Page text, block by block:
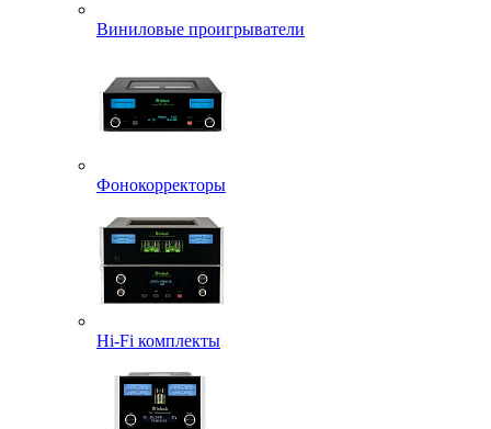
Виниловые проигрыватели
Фонокорректоры
Hi-Fi комплекты